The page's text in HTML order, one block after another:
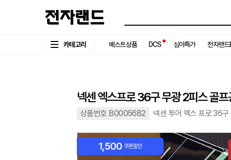
카테고리 베스트상품 DCS 심야특가 전자랜
넥센 엑스프로 36구 무광 2피스 골
상품번호 B0005682 넥센 투어 엑스 프로 36
1,500 쿠폰할인